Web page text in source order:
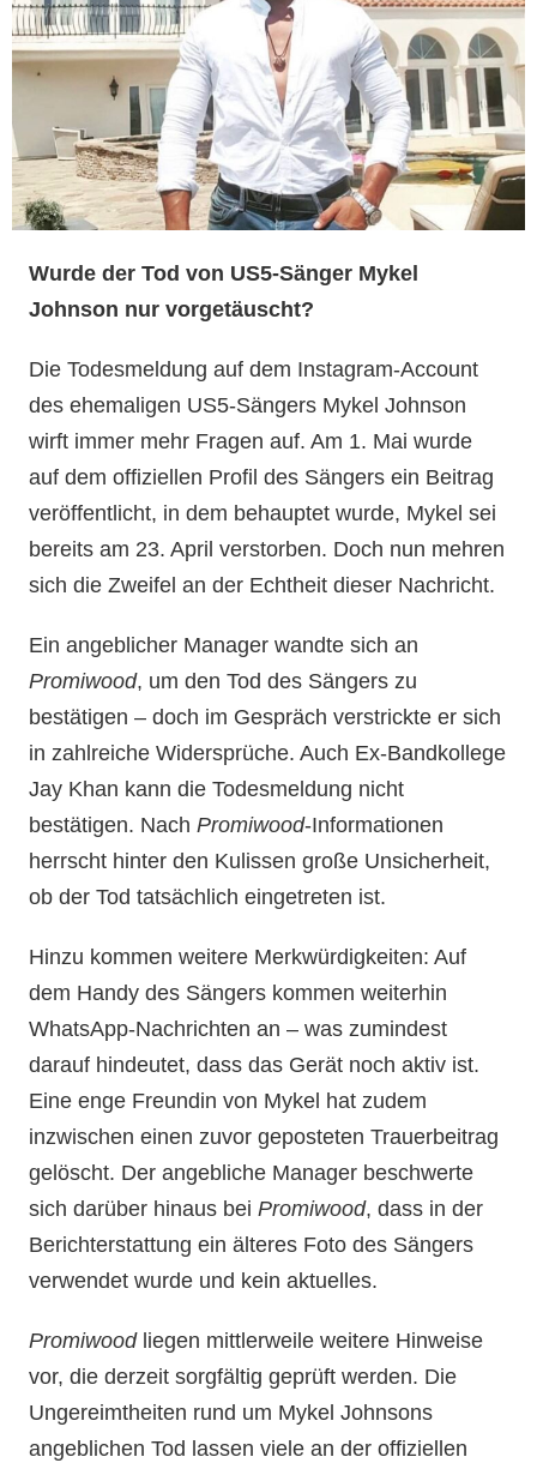
Wurde der Tod von US5-Sänger Mykel
Johnson nur vorgetäuscht?
Die Todesmeldung auf dem Instagram-Account
des ehemaligen US5-Sängers Mykel Johnson
wirft immer mehr Fragen auf. Am 1. Mai wurde
auf dem offiziellen Profil des Sängers ein Beitrag
veröffentlicht, in dem behauptet wurde, Mykel sei
bereits am 23. April verstorben. Doch nun mehren
sich die Zweifel an der Echtheit dieser Nachricht.
Ein angeblicher Manager wandte sich an
Promiwood, um den Tod des Sängers zu
bestätigen – doch im Gespräch verstrickte er sich
in zahlreiche Widersprüche. Auch Ex-Bandkollege
Jay Khan kann die Todesmeldung nicht
bestätigen. NachPromiwood-Informationen
herrscht hinter den Kulissen große Unsicherheit,
ob der Tod tatsächlich eingetreten ist.
Hinzu kommen weitere Merkwürdigkeiten: Auf
dem Handy des Sängers kommen weiterhin
WhatsApp-Nachrichten an – was zumindest
darauf hindeutet, dass das Gerät noch aktiv ist.
Eine enge Freundin von Mykel hat zudem
inzwischen einen zuvor geposteten Trauerbeitrag
gelöscht. Der angebliche Manager beschwerte
sich darüber hinaus beiPromiwood, dass in der
Berichterstattung ein älteres Foto des Sängers
verwendet wurde und kein aktuelles.
Promiwoodliegen mittlerweile weitere Hinweise
vor, die derzeit sorgfältig geprüft werden. Die
Ungereimtheiten rund um Mykel Johnsons
angeblichen Tod lassen viele an der offiziellen